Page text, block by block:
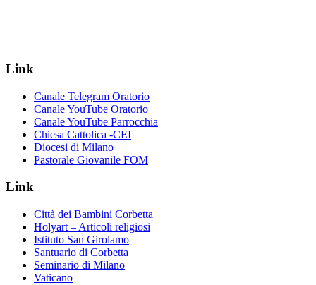
Link
Canale Telegram Oratorio
Canale YouTube Oratorio
Canale YouTube Parrocchia
Chiesa Cattolica -CEI
Diocesi di Milano
Pastorale Giovanile FOM
Link
Città dei Bambini Corbetta
Holyart – Articoli religiosi
Istituto San Girolamo
Santuario di Corbetta
Seminario di Milano
Vaticano